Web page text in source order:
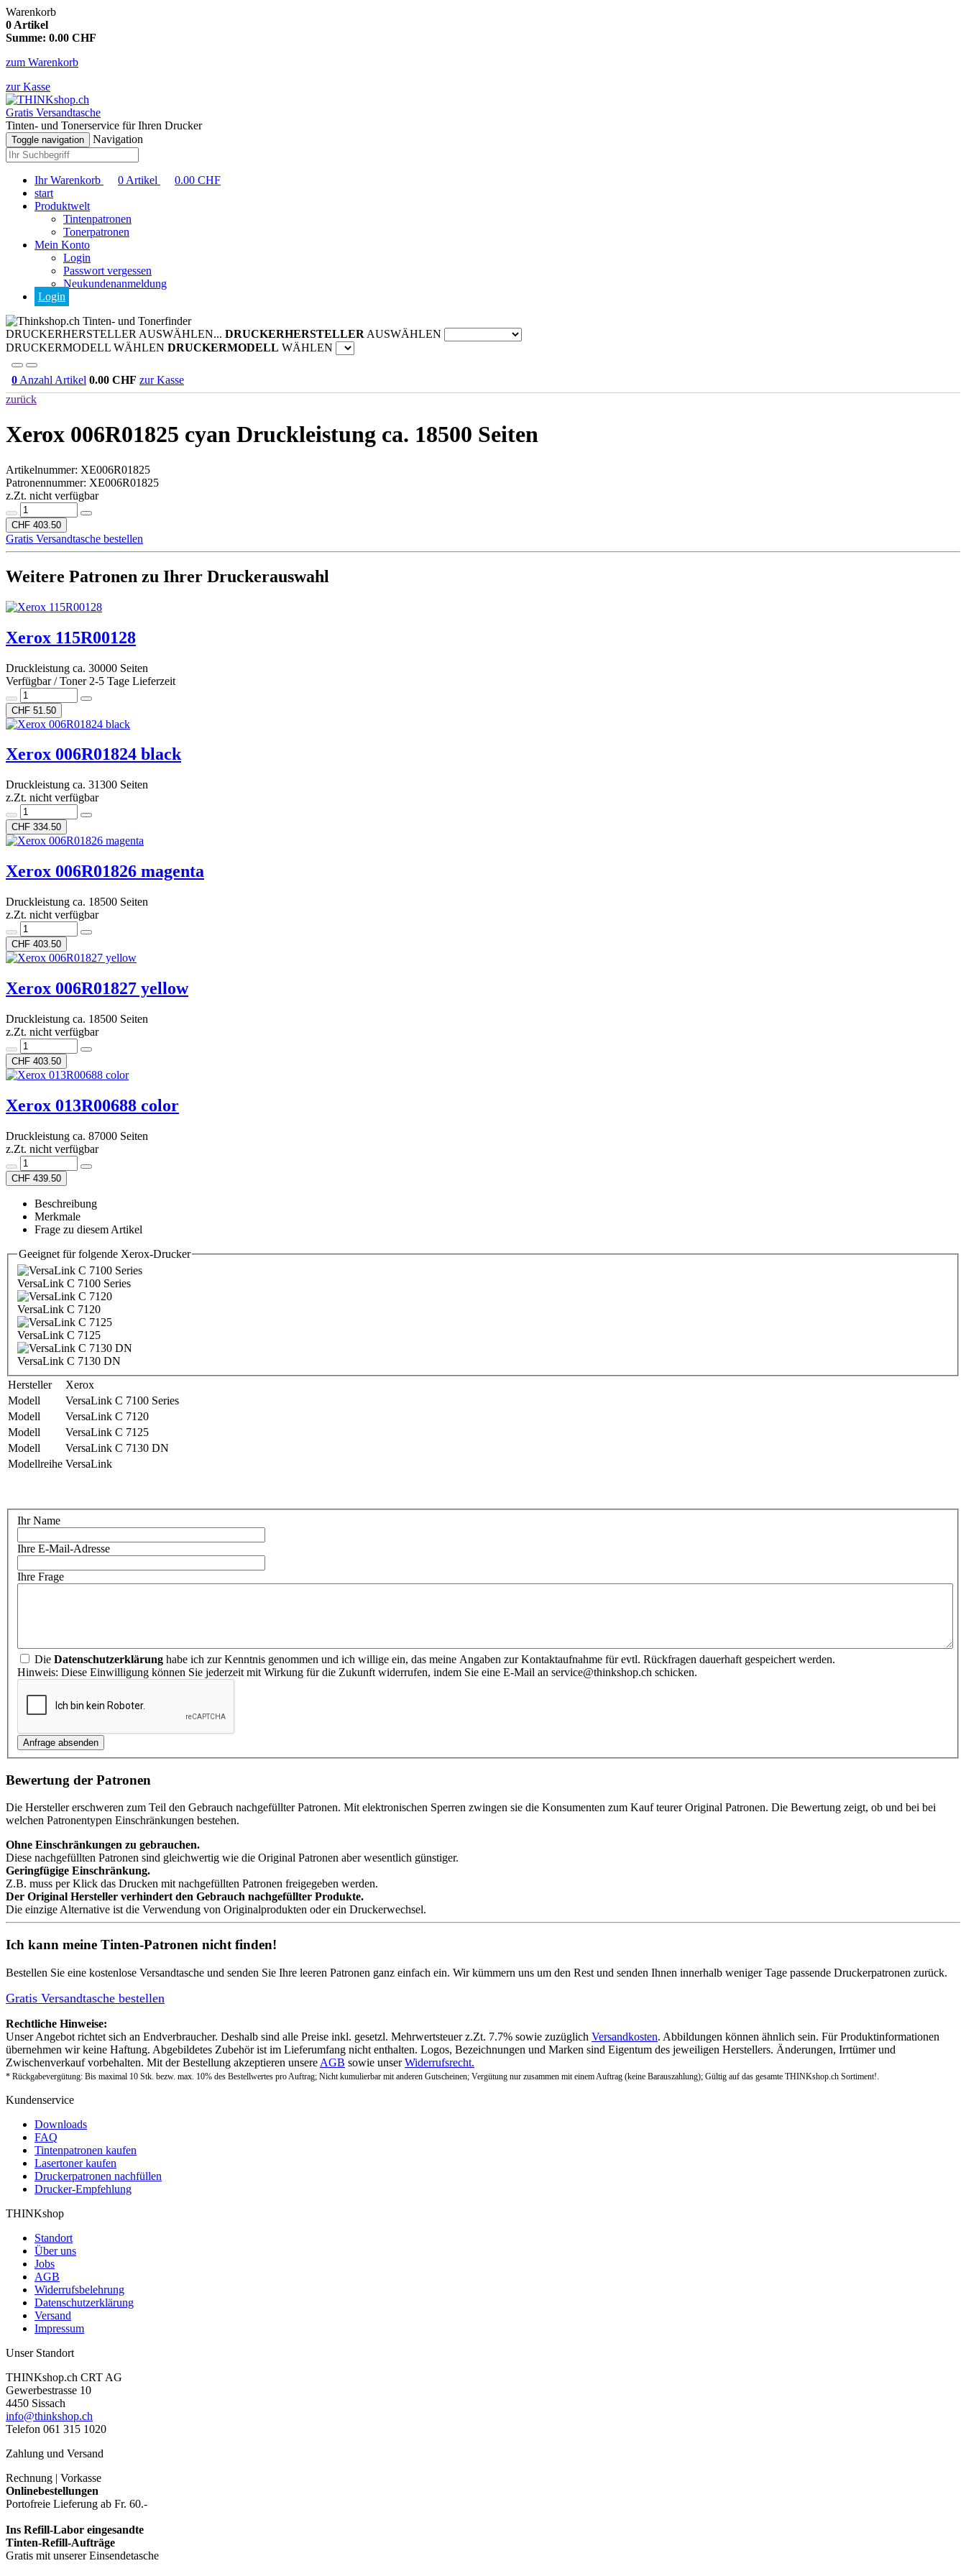
Warenkorb
0 Artikel
Summe: 0.00 CHF
zum Warenkorb
zur Kasse
Gratis Versandtasche
Tinten- und Tonerservice für Ihren Drucker
Toggle navigation Navigation
Ihr Warenkorb 0 Artikel 0.00 CHF
start
Produktwelt
Tintenpatronen
Tonerpatronen
Mein Konto
Login
Passwort vergessen
Neukundenanmeldung
Login
Tinten- und Tonerfinder
DRUCKERHERSTELLER AUSWÄHLEN... DRUCKERHERSTELLER AUSWÄHLEN
DRUCKERMODELL WÄHLEN DRUCKERMODELL WÄHLEN
0 Anzahl Artikel 0.00 CHF zur Kasse
zurück
Xerox 006R01825 cyan Druckleistung ca. 18500 Seiten
Artikelnummer: XE006R01825
Patronennummer: XE006R01825
z.Zt. nicht verfügbar
CHF 403.50
Gratis Versandtasche bestellen
Weitere Patronen zu Ihrer Druckerauswahl
Xerox 115R00128
Druckleistung ca. 30000 Seiten
Verfügbar / Toner 2-5 Tage Lieferzeit
CHF 51.50
Xerox 006R01824 black
Druckleistung ca. 31300 Seiten
z.Zt. nicht verfügbar
CHF 334.50
Xerox 006R01826 magenta
Druckleistung ca. 18500 Seiten
z.Zt. nicht verfügbar
CHF 403.50
Xerox 006R01827 yellow
Druckleistung ca. 18500 Seiten
z.Zt. nicht verfügbar
CHF 403.50
Xerox 013R00688 color
Druckleistung ca. 87000 Seiten
z.Zt. nicht verfügbar
CHF 439.50
Beschreibung
Merkmale
Frage zu diesem Artikel
Geeignet für folgende Xerox-Drucker
VersaLink C 7100 Series
VersaLink C 7120
VersaLink C 7125
VersaLink C 7130 DN
Hersteller
Xerox
Modell
VersaLink C 7100 Series
Modell
VersaLink C 7120
Modell
VersaLink C 7125
Modell
VersaLink C 7130 DN
Modellreihe VersaLink
Ihr Name
Ihre E-Mail-Adresse
Ihre Frage
Die Datenschutzerklärung habe ich zur Kenntnis genommen und ich willige ein, das meine Angaben zur Kontaktaufnahme für evtl. Rückfragen dauerhaft gespeichert werden.
Hinweis: Diese Einwilligung können Sie jederzeit mit Wirkung für die Zukunft widerrufen, indem Sie eine E-Mail an service@thinkshop.ch schicken.
Bewertung der Patronen
Die Hersteller erschweren zum Teil den Gebrauch nachgefüllter Patronen. Mit elektronischen Sperren zwingen sie die Konsumenten zum Kauf teurer Original Patronen. Die Bewertung zeigt, ob und bei bei
welchen Patronentypen Einschränkungen bestehen.
Ohne Einschränkungen zu gebrauchen.
Diese nachgefüllten Patronen sind gleichwertig wie die Original Patronen aber wesentlich günstiger.
Geringfügige Einschränkung.
Z.B. muss per Klick das Drucken mit nachgefüllten Patronen freigegeben werden.
Der Original Hersteller verhindert den Gebrauch nachgefüllter Produkte.
Die einzige Alternative ist die Verwendung von Originalprodukten oder ein Druckerwechsel.
Ich kann meine Tinten-Patronen nicht finden!
Bestellen Sie eine kostenlose Versandtasche und senden Sie Ihre leeren Patronen ganz einfach ein. Wir kümmern uns um den Rest und senden Ihnen innerhalb weniger Tage passende Druckerpatronen zurück.
Gratis Versandtasche bestellen
Rechtliche Hinweise:
Unser Angebot richtet sich an Endverbraucher. Deshalb sind alle Preise inkl. gesetzl. Mehrwertsteuer z.Zt. 7.7% sowie zuzüglich Versandkosten. Abbildungen können ähnlich sein. Für Produktinformationen
übernehmen wir keine Haftung. Abgebildetes Zubehör ist im Lieferumfang nicht enthalten. Logos, Bezeichnungen und Marken sind Eigentum des jeweiligen Herstellers. Änderungen, Irrtümer und
Zwischenverkauf vorbehalten. Mit der Bestellung akzeptieren unsere AGB sowie unserWiderrufsrecht.
* Rückgabevergütung: Bis maximal 10 Stk. bezw. max. 10% des Bestellwertes pro Auftrag; Nicht kumulierbar mit anderen Gutscheinen; Vergütung nur zusammen mit einem Auftrag (keine Barauszahlung); Gültig auf das gesamte THINKshop.ch Sortiment!.
Kundenservice
Downloads
FAQ
Tintenpatronen kaufen
Lasertoner kaufen
Druckerpatronen nachfüllen
Drucker-Empfehlung
THINKshop
Standort
Über uns
Jobs
AGB
Widerrufsbelehrung
Datenschutzerklärung
Versand
Impressum
Unser Standort
THINKshop.ch CRT AG
Gewerbestrasse 10
4450 Sissach
info@thinkshop.ch
Telefon 061 315 1020
Zahlung und Versand
Rechnung | Vorkasse
Onlinebestellungen
Portofreie Lieferung ab Fr. 60.-
Ins Refill-Labor eingesandte
Tinten-Refill-Aufträge
Gratis mit unserer Einsendetasche